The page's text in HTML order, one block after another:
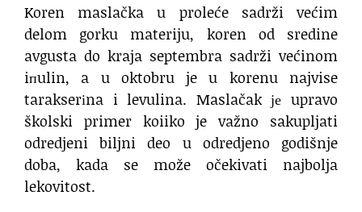
Koren maslačka u proleće sadrži većim
delom gorku materiju, koren od sredine
avgusta do kraja septembra sadrži većinom
iпulin, a u oktobru je u korenu najvise
tarakserіna i levulina. Maslačak је upravo
školski primer koiiko je važno sakupljati
odredjeni biljni deo u odredjeno godišnje
doba, kada se može očekivati najbolja
lekovitost.